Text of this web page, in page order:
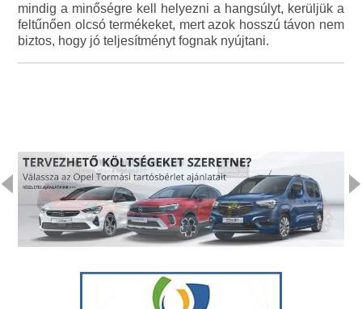
mindig a minőségre kell helyezni a hangsúlyt, kerüljük a
feltűnően olcsó termékeket, mert azok hosszú távon nem
biztos, hogy jó teljesítményt fognak nyújtani.